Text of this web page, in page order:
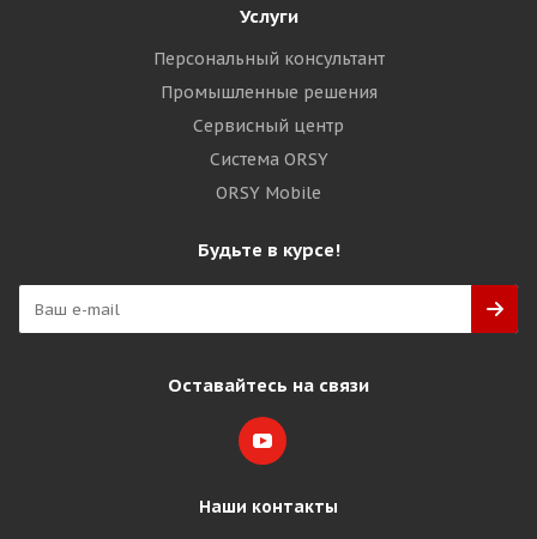
Услуги
Персональный консультант
Промышленные решения
Сервисный центр
Система ORSY
ORSY Mobile
Будьте в курсе!
Оставайтесь на связи
Наши контакты